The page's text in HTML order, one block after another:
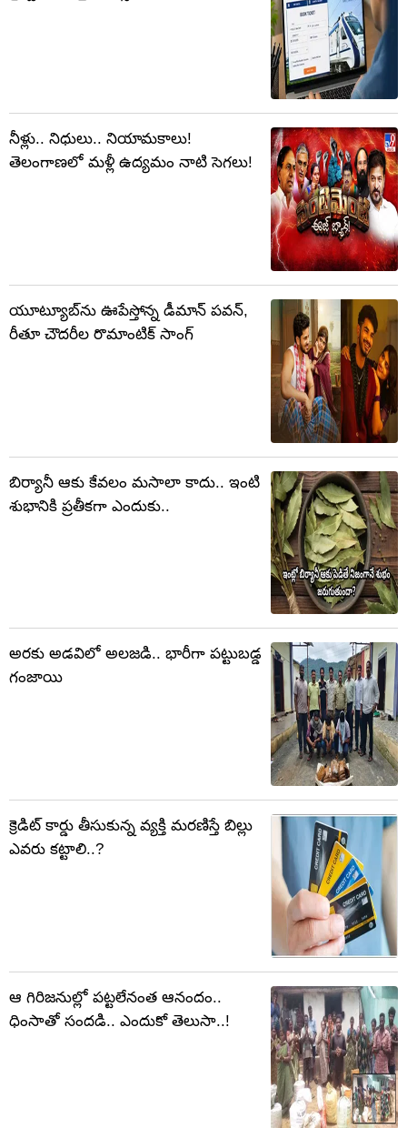
నీళ్లు.. నిధులు.. నియామకాలు!
తెలంగాణలో మళ్లీ ఉద్యమం నాటి సెగలు!
యూట్యూబ్‌ను ఊపేస్తోన్న డీమాన్ పవన్,
రీతూ చౌదరీల రొమాంటిక్ సాంగ్
బిర్యానీ ఆకు కేవలం మసాలా కాదు.. ఇంటి
శుభానికి ప్రతీకగా ఎందుకు..
అరకు అడవిలో అలజడి.. భారీగా పట్టుబడ్డ
గంజాయి
క్రెడిట్ కార్డు తీసుకున్న వ్యక్తి మరణిస్తే బిల్లు
ఎవరు కట్టాలి..?
ఆ గిరిజనుల్లో పట్టలేనంత ఆనందం..
ధింసాతో సందడి.. ఎందుకో తెలుసా..!